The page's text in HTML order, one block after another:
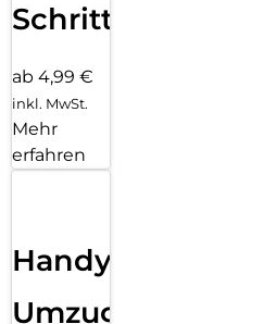
Schritten
ab 4,99 €
inkl. MwSt.
Mehr
erfahren
Handy
Umzug